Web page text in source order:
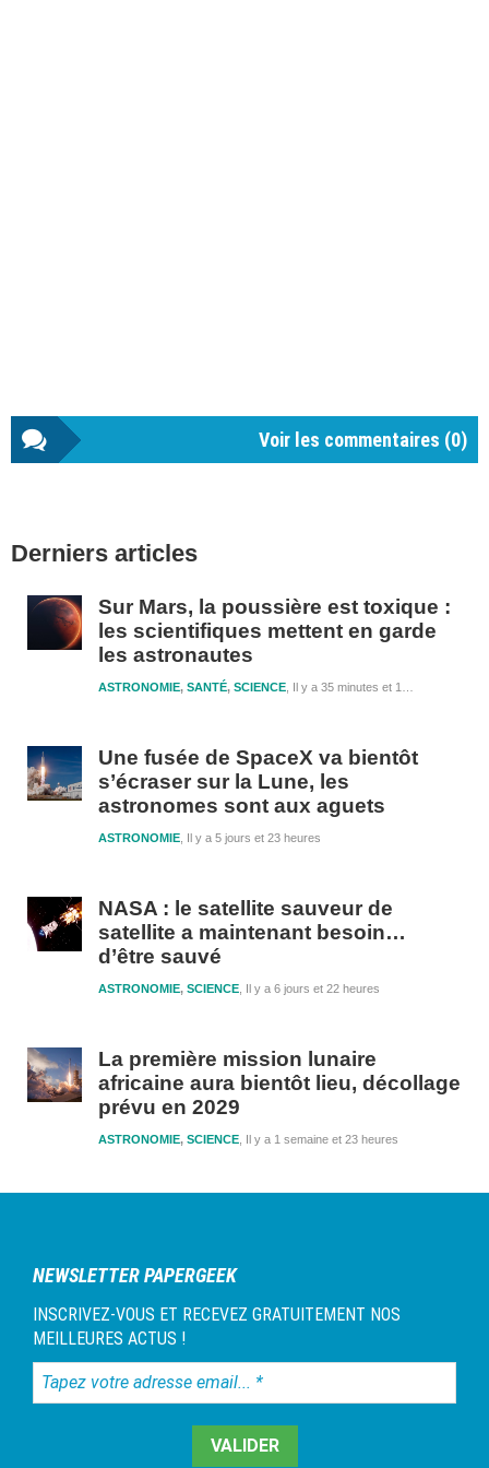
Voir les commentaires (0)
latérale
Derniers articles
Sur Mars, la poussière est toxique :
les scientifiques mettent en garde
les astronautes
Il y a 35 minutes et 10 secondes
ASTRONOMIE, SANTÉ, SCIENCE
Une fusée de SpaceX va bientôt
s’écraser sur la Lune, les
astronomes sont aux aguets
Il y a 5 jours et 23 heures
ASTRONOMIE
NASA : le satellite sauveur de
satellite a maintenant besoin…
d’être sauvé
Il y a 6 jours et 22 heures
ASTRONOMIE, SCIENCE
La première mission lunaire
africaine aura bientôt lieu, décollage
prévu en 2029
Il y a 1 semaine et 23 heures
ASTRONOMIE, SCIENCE
NEWSLETTER PAPERGEEK
INSCRIVEZ-VOUS ET RECEVEZ GRATUITEMENT NOS
MEILLEURES ACTUS !
Tapez
votre